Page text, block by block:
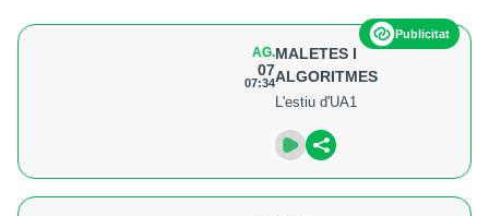
Publicitat
AG.
07
07:34
MALETES I
ALGORITMES
L'estiu d'UA1